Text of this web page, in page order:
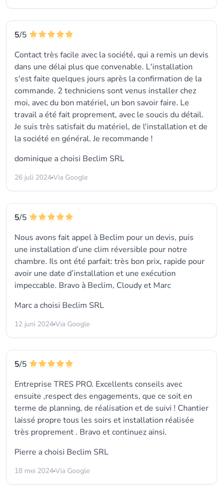
5/5
Contact très facile avec la société, qui a remis un devis
dans une délai plus que convenable. L'installation
s'est faite quelques jours après la confirmation de la
commande. 2 techniciens sont venus installer chez
moi, avec du bon matériel, un bon savoir faire. Le
travail a été fait proprement, avec le soucis du détail.
Je suis très satisfait du matériel, de l'installation et de
la société en général. Je recommande !
dominique a choisi Beclim SRL
26 juli 2024 Via Google
5/5
Nous avons fait appel à Beclim pour un devis, puis
une installation d’une clim réversible pour notre
chambre. Ils ont été parfait: très bon prix, rapide pour
avoir une date d’installation et une exécution
impeccable. Bravo à Beclim, Cloudy et Marc
Marc a choisi Beclim SRL
12 juni 2024 Via Google
5/5
Entreprise TRES PRO. Excellents conseils avec
ensuite ,respect des engagements, que ce soit en
terme de planning, de réalisation et de suivi ! Chantier
laissé propre tous les soirs et installation réalisée
très proprement . Bravo et continuez ainsi.
Pierre a choisi Beclim SRL
18 mei 2024 Via Google